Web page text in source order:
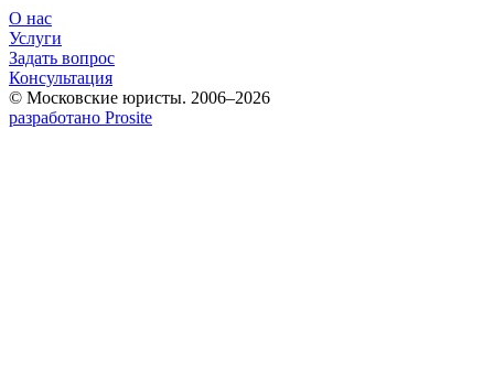
О нас
Услуги
Задать вопрос
Консультация
© Московские юристы. 2006–2026
разработано Prosite